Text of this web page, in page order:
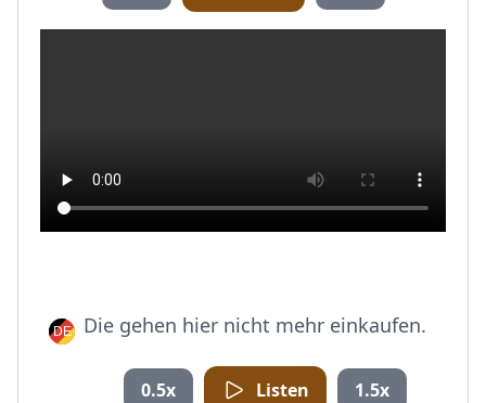
Die gehen hier nicht mehr einkaufen.
0.5x Listen 1.5x